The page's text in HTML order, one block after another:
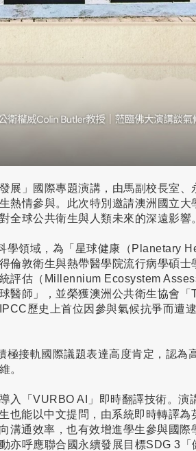
展」國際專題演講，由馬副校長室、
熱情參與。此次特別邀請澳洲國立
全球公共衛生與人類未來的深遠影響。
學領域，為「星球健康（Planetary
倫敦衛生與熱帶醫學院流行病學碩士
評估（Millennium Ecosystem
醫師」，並榮獲澳洲公共衛生協會
歷史上首位因參與氣候抗爭而遭
接軌國際議題表達高度肯定，認為
。
入「VURBO AI」即時翻譯技術。演
也能以中文提問，由系統即時轉譯
溝通效率，也有效增進學生參與國際
亦呼應聯合國永續發展目標SDG 3